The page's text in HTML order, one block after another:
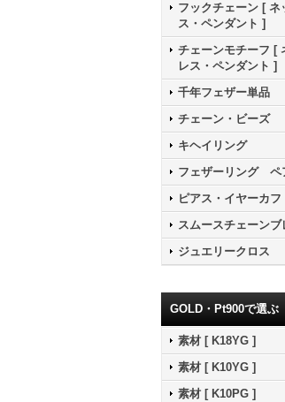
フックチェーン [ ネ
ス・ペンダント ]
チェーンモチーフ [
レス・ペンダント ]
千年フェザー単品
チェーン・ビーズ
キヘイリング
フェザーリング ペ
ピアス・イヤーカフ
スムースチェーンブ
ジュエリークロス
GOLD・Pt900で選ぶ
素材 [ K18YG ]
素材 [ K10YG ]
素材 [ K10PG ]